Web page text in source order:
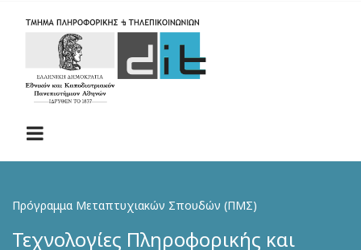
Πρόγραμμα Μεταπτυχιακών Σπουδών (ΠΜΣ)
Τεχνολογίες Πληροφορικής και